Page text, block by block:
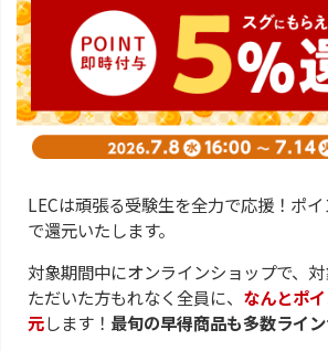
LECは頑張る受験生を全力で応援！ポ
で還元いたします。
対象期間中にオンラインショップで、
ただいた方もれなく全員に、 なんとポ
元します！ 最旬の早得商品も多数ライン